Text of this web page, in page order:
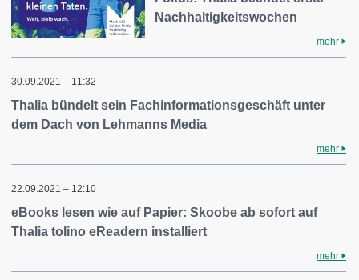
Nachhaltigkeitswochen
mehr
30.09.2021 – 11:32
Thalia bündelt sein Fachinformationsgeschäft unter
dem Dach von Lehmanns Media
mehr
22.09.2021 – 12:10
eBooks lesen wie auf Papier: Skoobe ab sofort auf
Thalia tolino eReadern installiert
mehr